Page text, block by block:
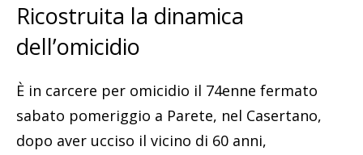
Ricostruita la dinamica
dell’omicidio
È in carcere per omicidio il 74enne fermato
sabato pomeriggio a Parete, nel Casertano,
dopo aver ucciso il vicino di 60 anni,